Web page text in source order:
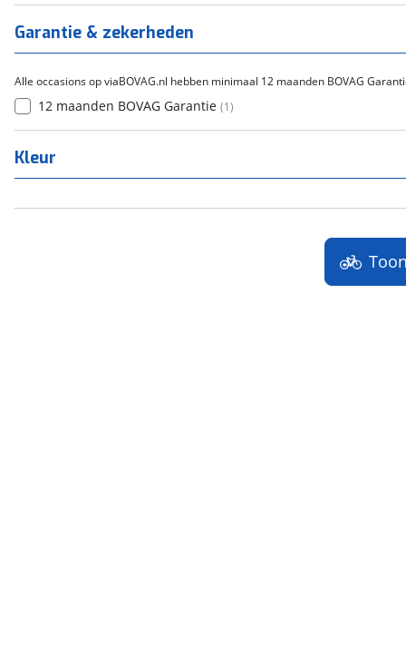
Garantie & zekerheden
Alle occasions op viaBOVAG.nl hebben minimaal 12 maanden BOVAG
12 maanden BOVAG Garantie (1)
Kleur